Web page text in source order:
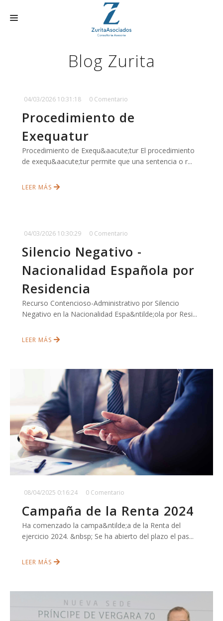
ACTUALIDAD
AREA CLIENTE
Blog Zurita
04/03/2026 10:31:18 0 Comentario
Procedimiento de
Exequatur
Procedimiento de Exequ&aacute;tur El procedimiento
de exequ&aacute;tur permite que una sentencia o r...
LEER MÁS
04/03/2026 10:30:29 0 Comentario
Silencio Negativo -
Nacionalidad Española por
Residencia
Recurso Contencioso-Administrativo por Silencio
Negativo en la Nacionalidad Espa&ntilde;ola por Resi...
LEER MÁS
08/04/2025 0:16:24 0 Comentario
Campaña de la Renta 2024
Ha comenzado la campa&ntilde;a de la Renta del
ejercicio 2024. &nbsp; Se ha abierto del plazo el pas...
LEER MÁS